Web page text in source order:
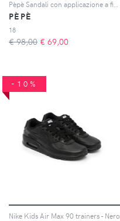
PÈPÈ
18
€ 98,00 € 69,00
-10%
Nike Kids Air Max 90 trainers - Nero